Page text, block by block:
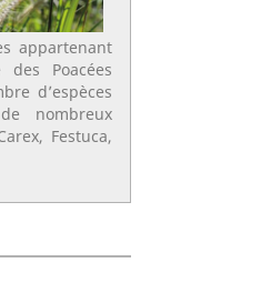
appartenant
Poacées
d’espèces
nombreux
Festuca,